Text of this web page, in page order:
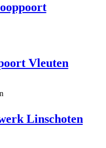
Vleuten
Linschoten